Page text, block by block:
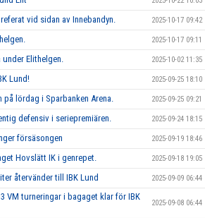
vid sidan av Innebandyn. 2025-10-17 09:42
2025-10-17 09:11
under Elithelgen. 2025-10-02 11:35
Lund! 2025-09-25 18:10
på lördag i Sparbanken Arena. 2025-09-25 09:21
defensiv i seriepremiären. 2025-09-24 18:15
försäsongen 2025-09-19 18:46
Hovslätt IK i genrepet. 2025-09-18 19:05
återvänder till IBK Lund 2025-09-09 06:44
VM turneringar i bagaget klar för IBK
2025-09-08 06:44